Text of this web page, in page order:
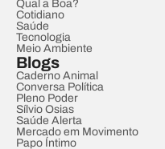
Qual a Boa?
Cotidiano
Saúde
Tecnologia
Meio Ambiente
Blogs
Caderno Animal
Conversa Política
Pleno Poder
Sílvio Osias
Saúde Alerta
Mercado em Movimento
Papo Íntimo